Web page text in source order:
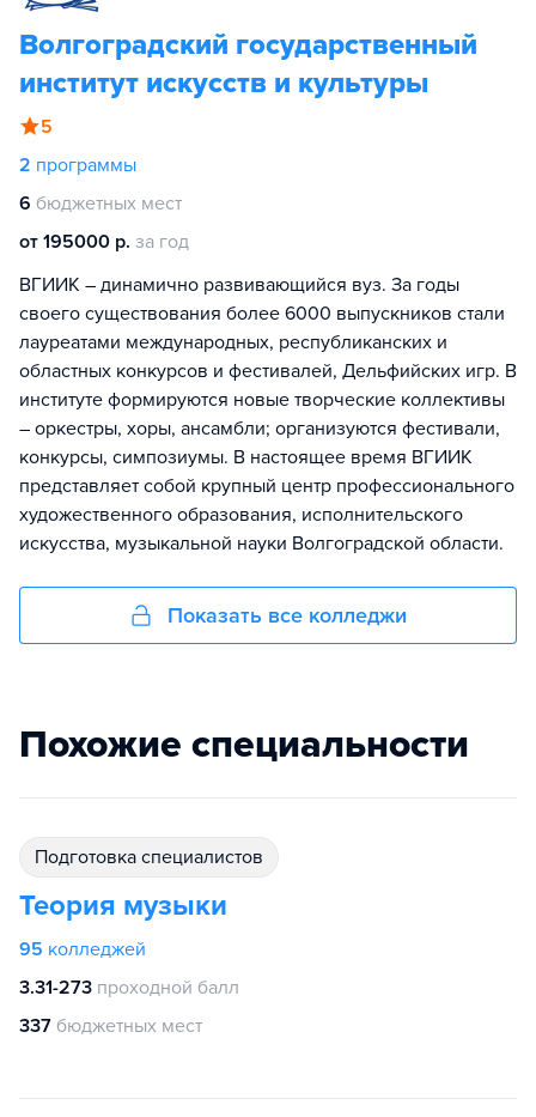
Волгоградский государственный
институт искусств и культуры
5
2 программы
6 бюджетных мест
от 195000 р. за год
ВГИИК – динамично развивающийся вуз. За годы
своего существования более 6000 выпускников стали
лауреатами международных, республиканских и
областных конкурсов и фестивалей, Дельфийских игр. В
институте формируются новые творческие коллективы
– оркестры, хоры, ансамбли; организуются фестивали,
конкурсы, симпозиумы. В настоящее время ВГИИК
представляет собой крупный центр профессионального
художественного образования, исполнительского
искусства, музыкальной науки Волгоградской области.
Показать все колледжи
Похожие специальности
подготовка специалистов
Теория музыки
95 колледжей
3.31-273 проходной балл
337 бюджетных мест